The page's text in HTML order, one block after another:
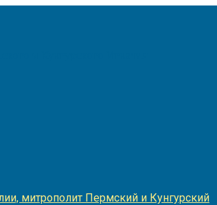
митрополит Пермский и Кунгурский